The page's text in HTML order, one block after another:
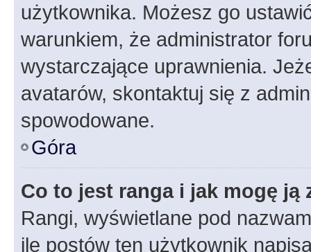
użytkownika. Możesz go
warunkiem, że administrator
wystarczające uprawnienia.
avatarów, skontaktuj się z
spowodowane.
Góra
Co to jest ranga i jak mogę ją
Rangi, wyświetlane pod
ile postów ten użytkownik